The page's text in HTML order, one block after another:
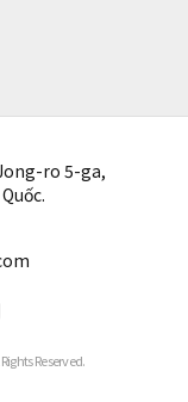
ro 5-ga,
Reserved.